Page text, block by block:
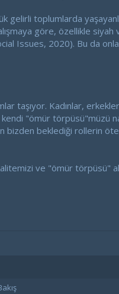
gelirli toplumlarda
göre, özellikle
Issues, 2020). Bu da
taşıyor. Kadınlar,
"ömür törpüsü"müzü
beklediği rollerin
ve "ömür törpüsü"